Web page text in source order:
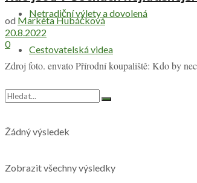
Netradiční výlety a dovolená
Cestovatelská videa
Žádný výsledek
Zobrazit všechny výsledky
od Markéta Hubáčková
20.8.2022
0
Zdroj foto. envato Přírodní koupaliště: Kdo by